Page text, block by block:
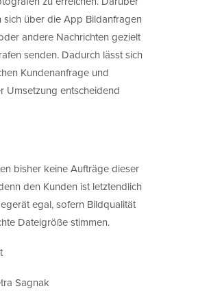
sich über die App Bildanfragen
andere Nachrichten gezielt
senden. Dadurch lässt sich
Kundenanfrage und
Umsetzung entscheidend
bisher keine Aufträge dieser
den Kunden ist letztendlich
egal, sofern Bildqualität
Dateigröße stimmen.
Sagnak